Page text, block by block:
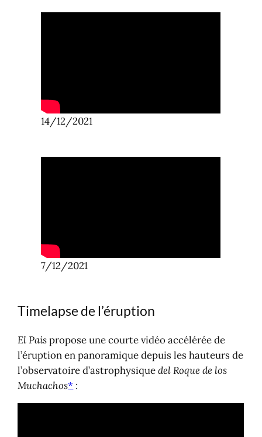
14/12/2021
7/12/2021
Timelapse de l’éruption
El Paispropose une courte vidéo accélérée de
l’éruption en panoramique depuis les hauteurs de
l’observatoire d’astrophysiquedel Roque de los
Muchachos* :